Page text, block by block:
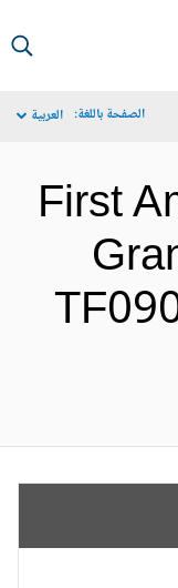
الصفحة باللغة: العربية
First